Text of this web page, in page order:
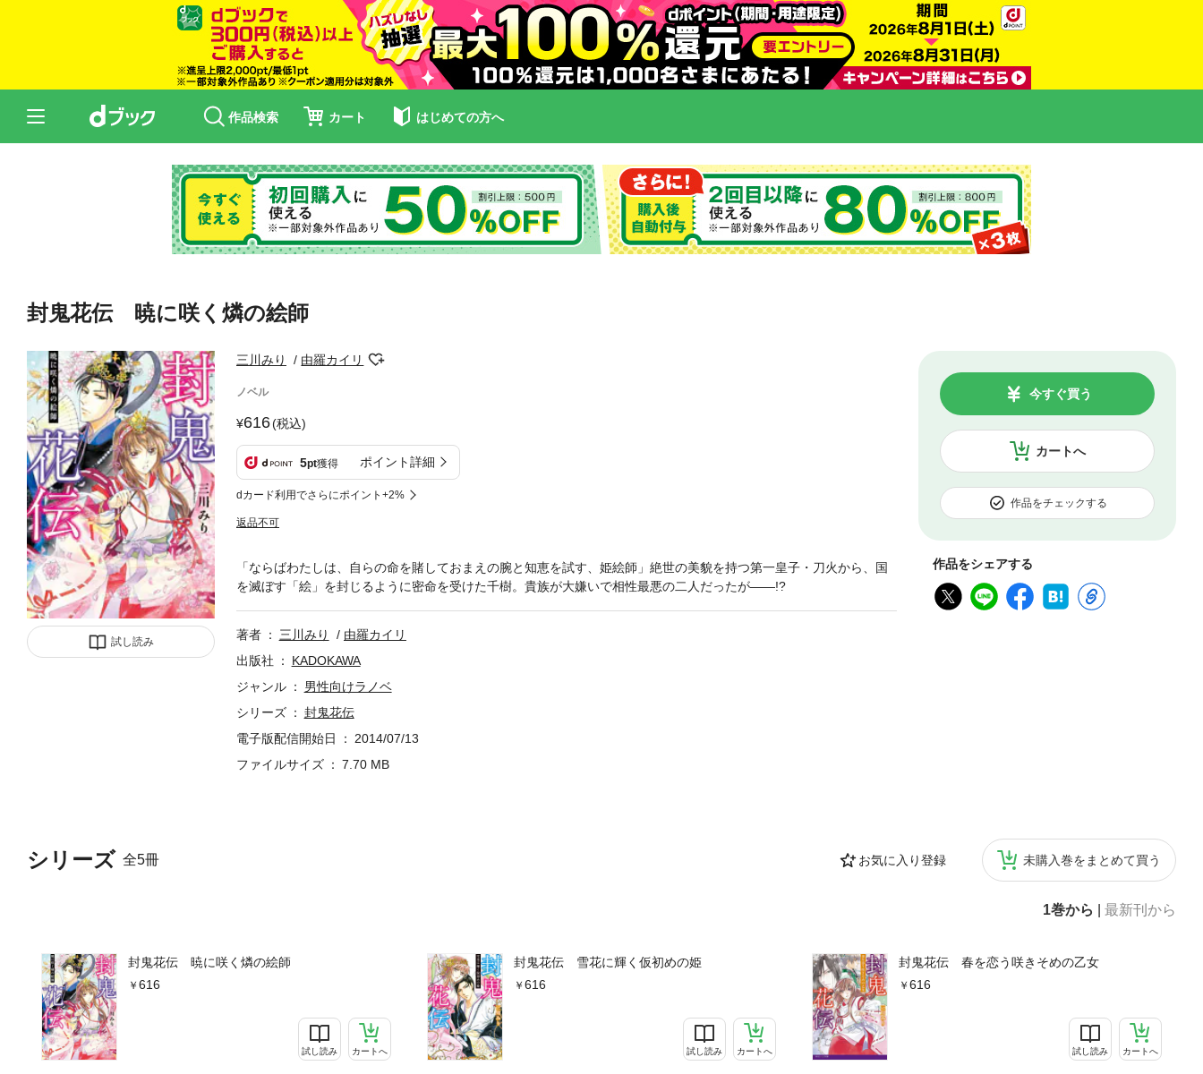
作品検索 カート はじめての方へ
封鬼花伝 暁に咲く燐の絵師
試し読み
三川みり 由羅カイリ
ノベル
616(税込)
5pt獲得 ポイント詳細
dカード利用でさらにポイント+2%
返品不可
カートへ
今すぐ買う
作品をチェックする
作品をシェアする
シリーズ 全5冊 お気に入り登録 未購入巻をまとめて買う
1巻から 最新刊から
封鬼花伝 暁に咲く燐の絵師
616
試し読み カートへ
封鬼花伝 雪花に輝く仮初めの姫
616
試し読み カートへ
封鬼花伝 春を恋う咲きそめの乙女
616
試し読み カートへ
「ならばわたしは、自らの命を賭しておまえの腕と知恵を試す、姫絵師」絶世の美貌を持つ第一皇子・刀火から、国
を滅ぼす「絵」を封じるように密命を受けた千樹。貴族が大嫌いで相性最悪の二人だったが――!?
著者 三川みり
由羅カイリ
出版社
KADOKAWA
ジャンル
男性向けラノベ
シリーズ
封鬼花伝
電子版配信開始日
2014/07/13
ファイルサイズ
7.70 MB